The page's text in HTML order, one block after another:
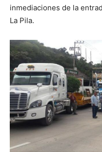
inmediaciones de la
La Pila.